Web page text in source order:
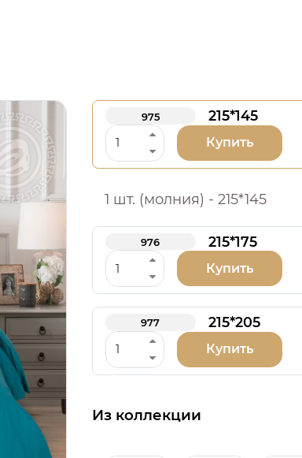
975 215*145
Купить
1 шт. (молния) - 215*145
976 215*175
Купить
977 215*205
Купить
Из коллекции